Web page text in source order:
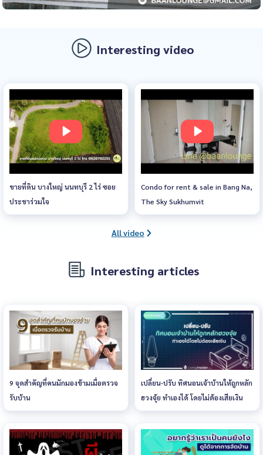
Interesting video
ขายที่ดิน บางใหญ่ นนทบุรี 2 ไร่ ซอย
ประชาร่วมใจ
Condo for rent & sale in Bang Na,
The Sky Sukhumvit
All video
Interesting articles
9 จุดสำคัญที่คนมักมองข้ามเมื่อตรวจ
รับบ้าน
เปลี่ยน-ปรับ ทิศนอนเจ้าบ้านให้ถูกหลัก
ฮวงจุ้ย ทำเองได้ โดยไม่ต้องเสียเงิน